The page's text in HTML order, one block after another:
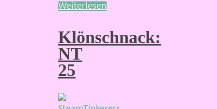
Weiterlesen
Klönschnack:
NT
25